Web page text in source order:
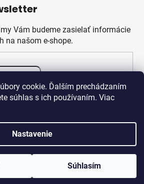
cookie. Ďalším prechádzaním
súhlas s ich používaním. Viac
Nastavenie
Súhlasím
Vám budeme zasielať informácie
na našom e-shope.
spodmienkami ochrany
Klikstav.sk. Všetky práva vyhradené.